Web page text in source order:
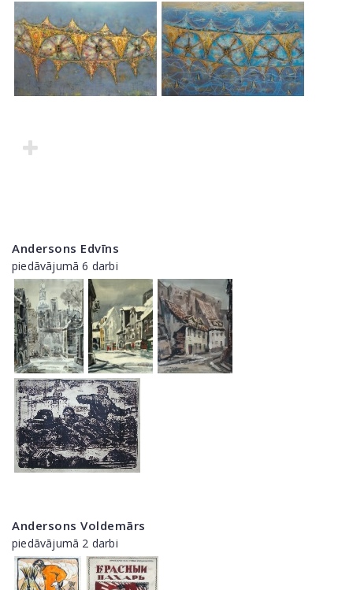
Andersons Edvīns
piedāvājumā 6 darbi
Andersons Voldemārs
piedāvājumā 2 darbi